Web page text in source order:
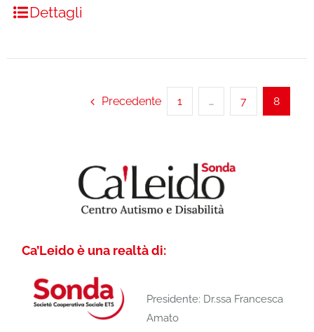
Dettagli
Precedente 1 … 7 8
Ca’Leido è una realtà di:
Presidente: Dr.ssa Francesca
Amato